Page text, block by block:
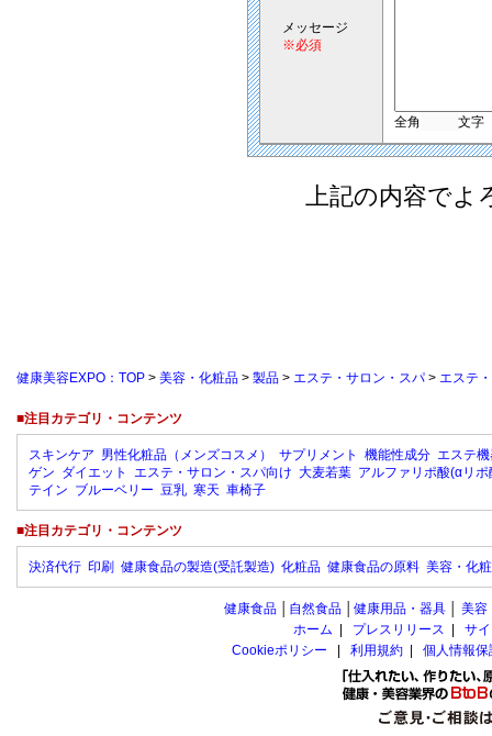
メッセージ
※必須
全角 文字
上記の内容でよ
健康美容EXPO：TOP > 美容・化粧品 > 製品 > エステ・サロン・スパ> エステ
■注目カテゴリ・コンテンツ
スキンケア 男性化粧品（メンズコスメ） サプリメント 機能性成分 エステ
ゲン ダイエット エステ・サロン・スパ向け 大麦若葉 アルファリポ酸(αリポ
テイン ブルーベリー 豆乳 寒天 車椅子
■注目カテゴリ・コンテンツ
決済代行 印刷 健康食品の製造(受託製造) 化粧品 健康食品の原料 美容・化
健康食品 自然食品 健康用品・器具 美容
ホーム
プレスリリース
サ
Cookieポリシー
利用規約 個人情報